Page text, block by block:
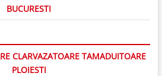
BUCURESTI
CLARVAZATOARE TAMADUITOARE
PLOIESTI